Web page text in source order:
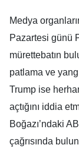
Medya
Pazartesi günü
mürettebatın
patlama ve
Trump ise
açtığını iddia
Boğazı’ndaki
çağrısında